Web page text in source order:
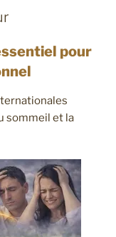
pour
sommeil et la